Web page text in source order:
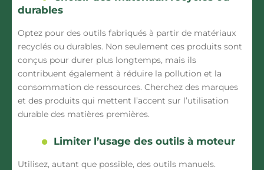
durables
Optez pour des outils fabriqués à partir de matériaux
recyclés ou durables. Non seulement ces produits sont
conçus pour durer plus longtemps, mais ils
contribuent également à réduire la pollution et la
consommation de ressources. Cherchez des marques
et des produits qui mettent l’accent sur l’utilisation
durable des matières premières.
Limiter l’usage des outils à moteur
Utilisez, autant que possible, des outils manuels.